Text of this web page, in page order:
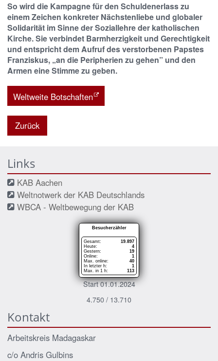
So wird die Kampagne für den Schuldenerlass zu
einem Zeichen konkreter Nächstenliebe und globaler
Solidarität im Sinne der Soziallehre der katholischen
Kirche. Sie verbindet Barmherzigkeit und Gerechtigkeit
und entspricht dem Aufruf des verstorbenen Papstes
Franziskus, „an die Peripherien zu gehen” und den
Armen eine Stimme zu geben.
Weltweite Botschaften
Zurück
Links
KAB Aachen
Weltnotwerk der KAB Deutschlands
WBCA - Weltbewegung der KAB
Besucherzähler
Gesamt:
19.897
Heute:
4
Gestern:
19
Online:
1
Max. online:
40
In letzter h:
1
Max. in 1 h:
113
Start 01.01.2024
4.750 / 13.710
Kontakt
Arbeitskreis Madagaskar
c/o Andris Gulbins